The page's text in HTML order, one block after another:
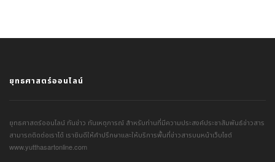
ยุทธศาสตร์ออนไลน์
ยุทธศาสตร์ออนไลน์ ทันข่าว ทันเหตุการณ์ สำหรับท่านที่มีความประสงค์ประชาสัมพันธ์ข่าวสาร
สามารถติดต่อเราได้ เรายินดีให้คำปรึกษาและให้บริการพื้นที่ข่าวสารบนหน้าเว็บไซต์
www.yutthasartonline.com